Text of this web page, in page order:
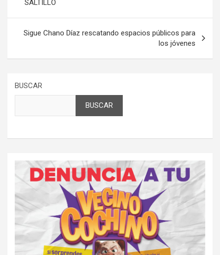
SALTILLO
Sigue Chano Díaz rescatando espacios públicos para
los jóvenes
BUSCAR
BUSCAR